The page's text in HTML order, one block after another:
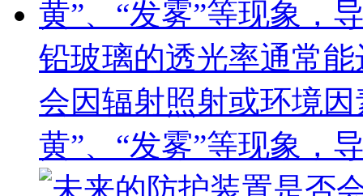
铅玻璃的透光率通常
会因辐射照射或环境
黄”、“发雾”等现象，